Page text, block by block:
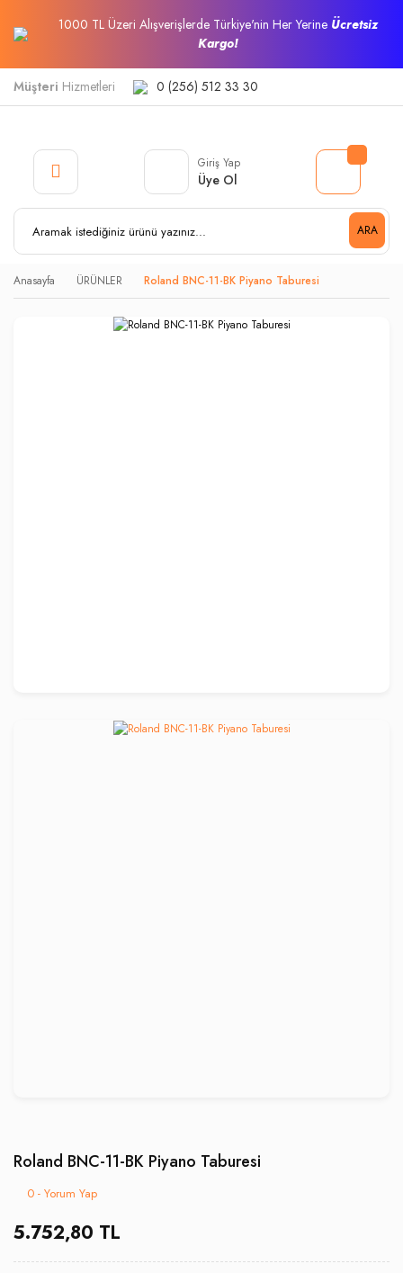
1000 TL Üzeri Alışverişlerde Türkiye'nin Her Yerine Ücretsiz
Kargo!
Müşteri Hizmetleri 0 (256) 512 33 30
ARA
Giriş Yap
Üye Ol
Anasayfa ÜRÜNLER Roland BNC-11-BK Piyano Taburesi
Roland BNC-11-BK Piyano Taburesi
0 - Yorum Yap
5.752,80 TL